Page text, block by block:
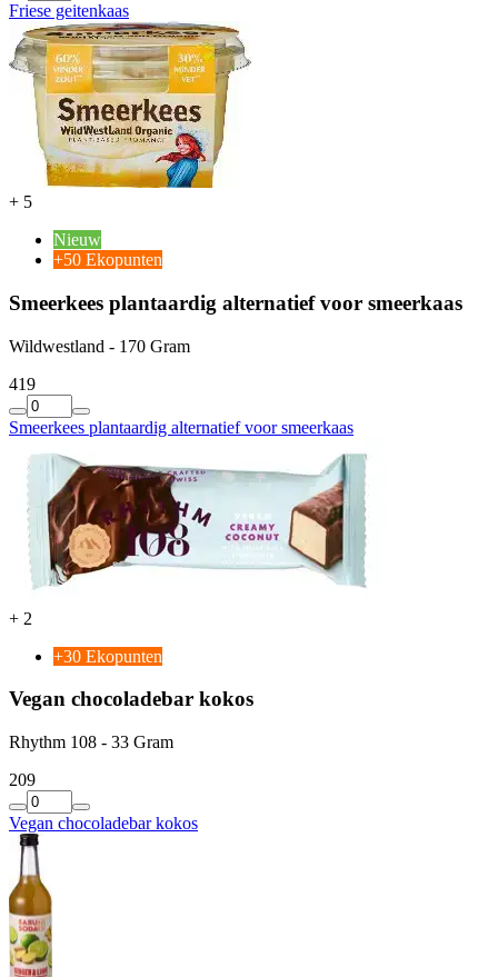
Friese geitenkaas
+ 5
Nieuw
+50 Ekopunten
Smeerkees plantaardig alternatief voor smeerkaas
Wildwestland - 170 Gram
419
Smeerkees plantaardig alternatief voor smeerkaas
+ 2
+30 Ekopunten
Vegan chocoladebar kokos
Rhythm 108 - 33 Gram
209
Vegan chocoladebar kokos